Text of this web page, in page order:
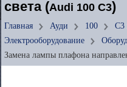
света (Audi 100 C3)
Главная Ауди 100
C3
Электрооборудование
Замена лампы плафона